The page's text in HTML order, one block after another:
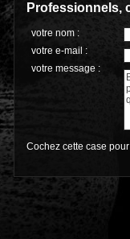
Professionnels,
votre nom :
votre e-mail :
votre message :
Cochez cette case